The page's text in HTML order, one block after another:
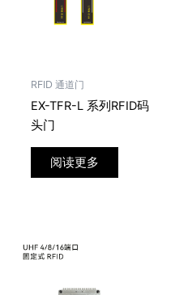
RFID 通道门
EX-TFR-L 系列RFID码
头门
阅读更多